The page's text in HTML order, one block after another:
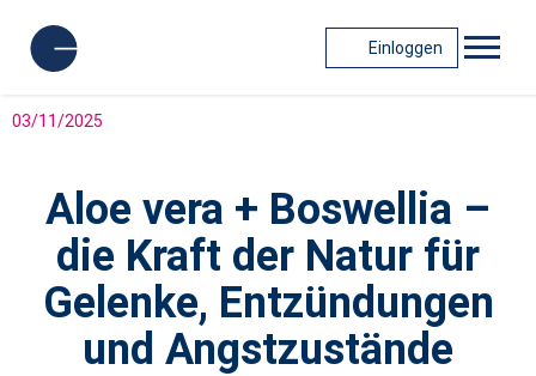
Einloggen
03/11/2025
Aloe vera + Boswellia –
die Kraft der Natur für
Gelenke, Entzündungen
und Angstzustände